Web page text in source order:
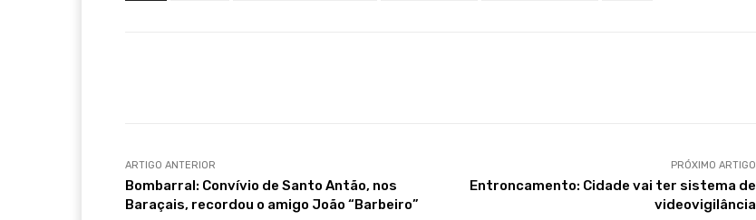
ARTIGO ANTERIOR
Bombarral: Convívio de Santo Antão, nos
Baraçais, recordou o amigo João “Barbeiro”
PRÓXIMO ARTIGO
Entroncamento: Cidade vai ter sistema de
videovigilância